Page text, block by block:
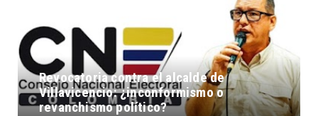
Revocatoria contra el alcalde de
Villavicencio: ¿inconformismo o
revanchismo político?